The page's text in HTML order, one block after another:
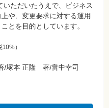
いただいたうえで、ビジネス
や、変更要求に対する運用
とを目的としています。
）
/塚本 正隆 著/畠中幸司